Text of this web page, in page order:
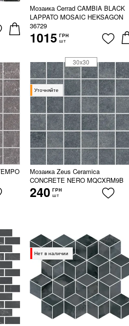
Мозаика Cerrad CAMBIA BLACK
LAPPATO MOSAIC HEKSAGON
36729
1015 ГРН
шт
Уточняйте
Мозаика Zeus Ceramica
CONCRETE NERO MQCXRM9B
240 ГРН
шт
30x30
Нет в наличии